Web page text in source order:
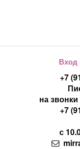
Вход
+7
на
+7
с